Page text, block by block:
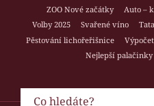
ZOO Nové začátky
Auto –
Volby 2025
Svařené víno
Pěstování lichořeřišnice
Nejlepší palačinky